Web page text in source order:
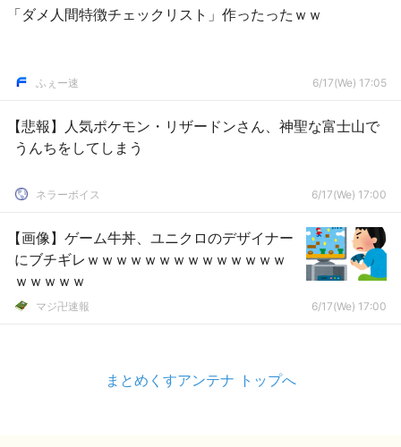
「ダメ人間特徴チェックリスト」作ったったｗｗ
ふぇー速 6/17(We) 17:05
【悲報】人気ポケモン・リザードンさん、神聖な富士山で
うんちをしてしまう
ネラーボイス 6/17(We) 17:00
【画像】ゲーム牛丼、ユニクロのデザイナー
にブチギレｗｗｗｗｗｗｗｗｗｗｗｗｗｗ
ｗｗｗｗｗ
マジ卍速報 6/17(We) 17:00
まとめくすアンテナ トップへ